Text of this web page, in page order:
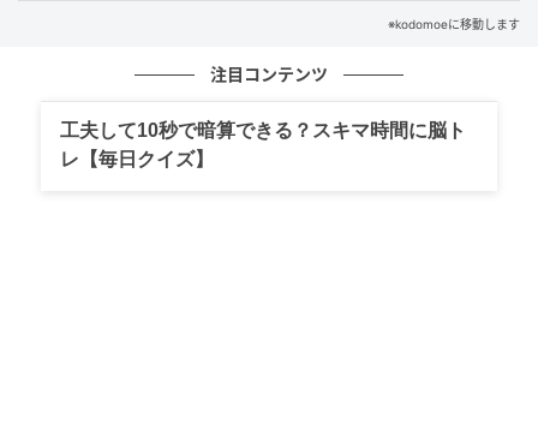
※kodomoeに移動します
注目コンテンツ
工夫して10秒で暗算できる？スキマ時間に脳ト
レ【毎日クイズ】